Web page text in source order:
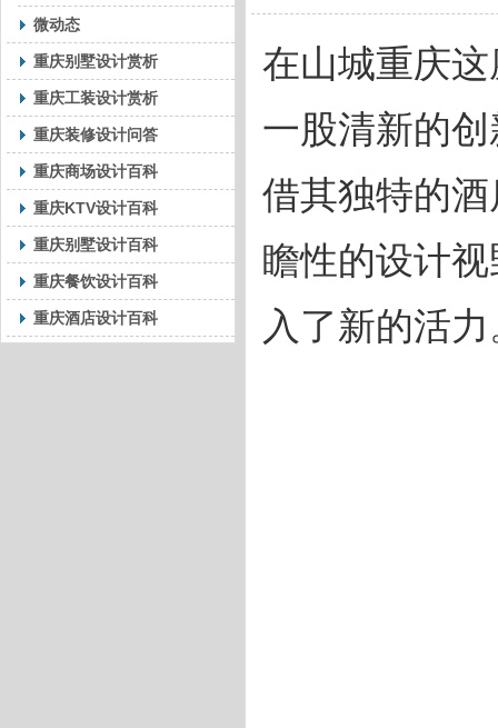
微动态
重庆别墅设计赏析
重庆工装设计赏析
重庆装修设计问答
重庆商场设计百科
重庆KTV设计百科
重庆别墅设计百科
重庆餐饮设计百科
重庆酒店设计百科
在山城重庆
一股清新的
借其独特的
瞻性的设计
入了新的活